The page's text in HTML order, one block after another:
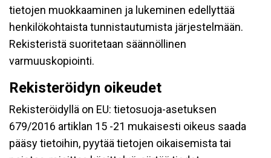
tietojen muokkaaminen ja lukeminen edellyttää
henkilökohtaista tunnistautumista järjestelmään.
Rekisteristä suoritetaan säännöllinen
varmuuskopiointi.
Rekisteröidyn oikeudet
Rekisteröidyllä on EU: tietosuoja-asetuksen
679/2016 artiklan 15 -21 mukaisesti oikeus saada
pääsy tietoihin, pyytää tietojen oikaisemista tai